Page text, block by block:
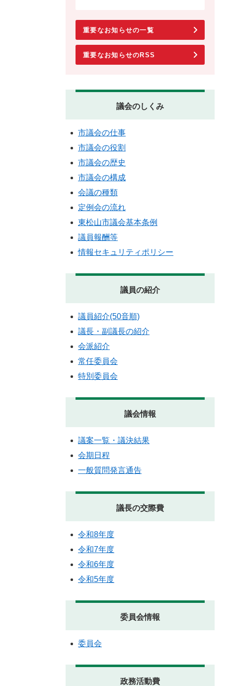
重要なお知らせの一覧
重要なお知らせのRSS
議会のしくみ
市議会の仕事
市議会の役割
市議会の歴史
市議会の構成
会議の種類
定例会の流れ
東松山市議会基本条例
議員報酬等
情報セキュリティポリシー
議員の紹介
議員紹介(50音順)
議長・副議長の紹介
会派紹介
常任委員会
特別委員会
議会情報
議案一覧・議決結果
会期日程
一般質問発言通告
議長の交際費
令和8年度
令和7年度
令和6年度
令和5年度
委員会情報
委員会
政務活動費